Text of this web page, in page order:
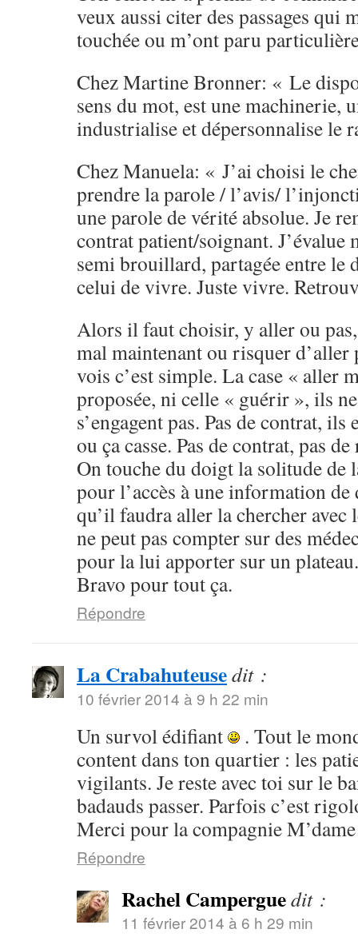
veux aussi citer des passages qui
touchée ou m’ont paru
Chez Martine Bronner: « Le
sens du mot, est une machinerie,
industrialise et dépersonnalise le
Chez Manuela: « J’ai choisi le
prendre la parole / l’avis/
une parole de vérité absolue. Je
contrat patient/soignant. J’évalue
semi brouillard, partagée entre le
celui de vivre. Juste vivre.
Alors il faut choisir, y aller ou
mal maintenant ou risquer
vois c’est simple. La case « aller
proposée, ni celle « guérir », ils
s’engagent pas. Pas de contrat, ils
ou ça casse. Pas de contrat, pas
On touche du doigt la solitude de
pour l’accès à une information
qu’il faudra aller la chercher avec
ne peut pas compter sur des
pour la lui apporter sur un plateau.
Bravo pour tout ça.
Répondre
La Crabahuteusedit :
10 février 2014 à 9 h 22 min
Un survol édifiant
. Tout le
content dans ton quartier : les
vigilants. Je reste avec toi sur le
badauds passer. Parfois c’est
Merci pour la compagnie
Répondre
Rachel Camperguedit :
11 février 2014 à 6 h 29 min